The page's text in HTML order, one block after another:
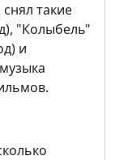
такие
"Колыбель"
и